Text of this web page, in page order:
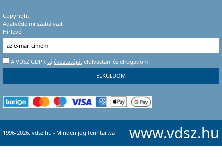
Copyright
Adatvédelmi szabályzat
Hírlevél
A VDSZ GDPR tájékoztatóját elolvastam és elfogadom
1996-2026. vdsz.hu - Minden jog fenntartva www.vdsz.hu